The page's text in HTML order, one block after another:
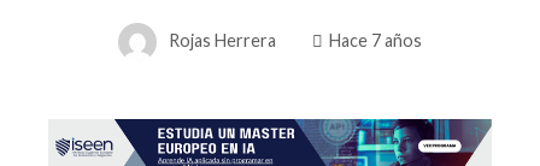
Rojas Herrera Hace 7 años